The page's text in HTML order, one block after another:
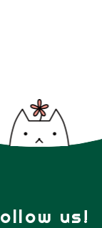
Follow us!